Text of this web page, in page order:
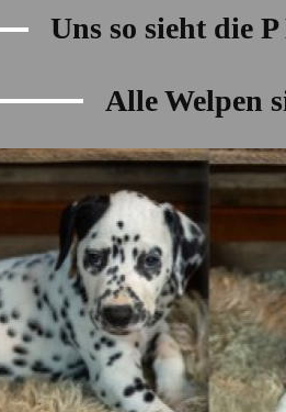
Uns so sieht die
Alle Welpen